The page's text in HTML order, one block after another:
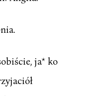
ja* ko